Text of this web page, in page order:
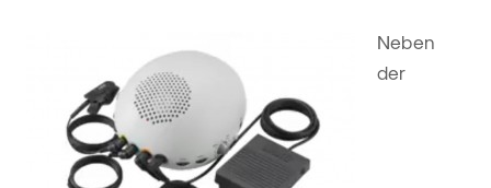
Neben
der